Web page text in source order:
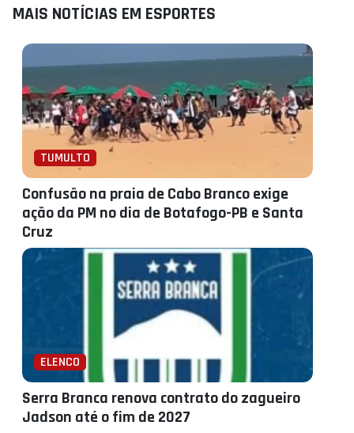
MAIS NOTÍCIAS EM ESPORTES
TUMULTO
Confusão na praia de Cabo Branco exige
ação da PM no dia de Botafogo-PB e Santa
Cruz
ELENCO
Serra Branca renova contrato do zagueiro
Jadson até o fim de 2027